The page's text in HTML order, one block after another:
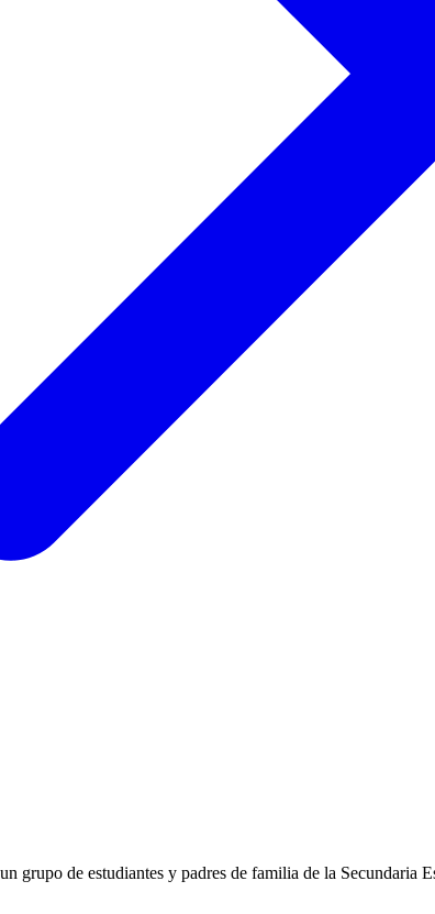
grupo de estudiantes y padres de familia de la Secundaria